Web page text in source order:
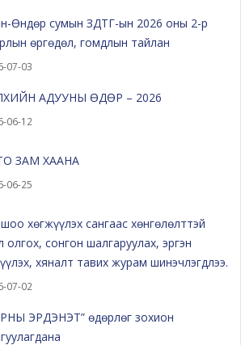
Өндөр сумын ЗДТГ-ын 2026 оны 2-р
өргөдөл, гомдлын тайлан
07-03
АДУУНЫ ӨДӨР – 2026
06-12
ЗАМ ХААНА
06-25
хөгжүүлэх сангаас хөнгөлөлттэй
олгох, сонгон шалгаруулах, эргэн
хяналт тавих журам шинэчлэгдлээ.
07-02
ЭРДЭНЭТ” өдөрлөг зохион